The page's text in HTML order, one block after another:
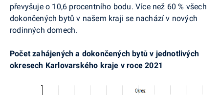
převyšuje o 10,6 procentního bodu. Více než 60 % všech
dokončených bytů v našem kraji se nachází v nových
rodinných domech.
Počet zahájených a dokončených bytů v jednotlivých
okresech Karlovarského kraje v roce 2021